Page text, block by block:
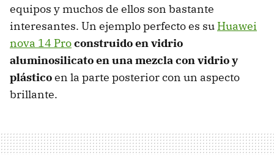
equipos y muchos de ellos son bastante
interesantes. Un ejemplo perfecto es su Huawei
nova 14 Proconstruido en vidrio
aluminosilicato en una mezcla con vidrio y
plásticoen la parte posterior con un aspecto
brillante.